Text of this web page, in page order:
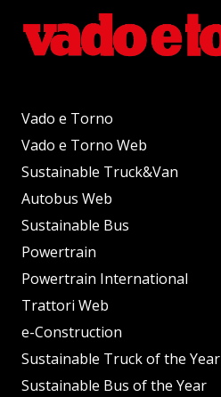
Vado e Torno
Vado e Torno Web
Sustainable Truck&Van
Autobus Web
Sustainable Bus
Powertrain
Powertrain International
Trattori Web
e-Construction
Sustainable Truck of the Year
Sustainable Bus of the Year